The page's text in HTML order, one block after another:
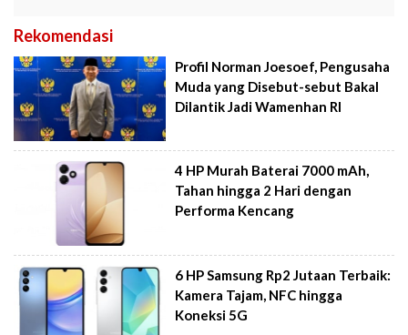
Rekomendasi
Profil Norman Joesoef, Pengusaha
Muda yang Disebut-sebut Bakal
Dilantik Jadi Wamenhan RI
4 HP Murah Baterai 7000 mAh,
Tahan hingga 2 Hari dengan
Performa Kencang
6 HP Samsung Rp2 Jutaan Terbaik:
Kamera Tajam, NFC hingga
Koneksi 5G